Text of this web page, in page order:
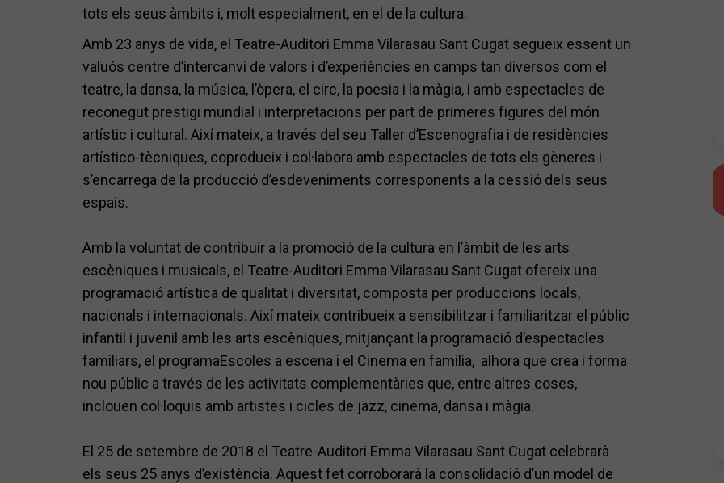
tots els seus àmbits i, molt especialment, en el de la cultura.
Amb 23 anys de vida, el Teatre-Auditori Emma Vilarasau Sant Cugat segueix essent un
valuós centre d’intercanvi de valors i d’experiències en camps tan diversos com el
teatre, la dansa, la música, l’òpera, el circ, la poesia i la màgia, i amb espectacles de
reconegut prestigi mundial i interpretacions per part de primeres figures del món
artístic i cultural. Així mateix, a través del seu Taller d’Escenografia i de residències
artístico-tècniques, coprodueix i col·labora amb espectacles de tots els gèneres i
s’encarrega de la producció d’esdeveniments corresponents a la cessió dels seus
espais.
Amb la voluntat de contribuir a la promoció de la cultura en l’àmbit de les arts
escèniques i musicals, el Teatre-Auditori Emma Vilarasau Sant Cugat ofereix una
programació artística de qualitat i diversitat, composta per produccions locals,
nacionals i internacionals. Així mateix contribueix a sensibilitzar i familiaritzar el públic
infantil i juvenil amb les arts escèniques, mitjançant la programació d’espectacles
familiars, el programaEscoles a escena i el Cinema en família, alhora que crea i forma
nou públic a través de les activitats complementàries que, entre altres coses,
inclouen col·loquis amb artistes i cicles de jazz, cinema, dansa i màgia.
El 25 de setembre de 2018 el Teatre-Auditori Emma Vilarasau Sant Cugat celebrarà
els seus 25 anys d’existència. Aquest fet corroborarà la consolidació d’un model de